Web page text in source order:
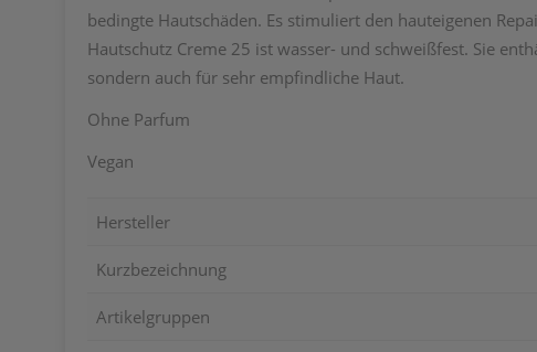
bedingte Hautschäden. Es stimuliert den hauteigenen
Hautschutz Creme 25 ist wasser- und schweißfest. Sie
sondern auch für sehr empfindliche Haut.
Ohne Parfum
Vegan
Hersteller
Kurzbezeichnung
Artikelgruppen